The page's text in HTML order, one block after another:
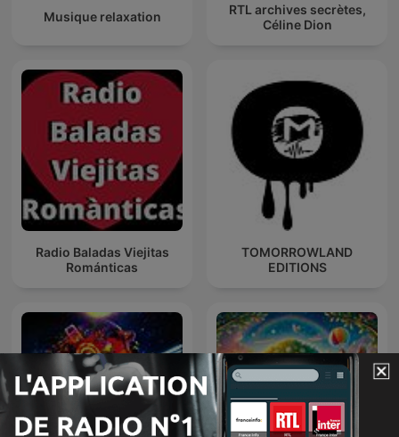
Musique relaxation
RTL archives secrètes,
Céline Dion
Radio Baladas Viejitas
Románticas
TOMORROWLAND
EDITIONS